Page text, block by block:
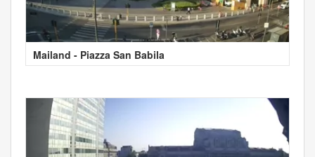
Mailand - Piazza San Babila